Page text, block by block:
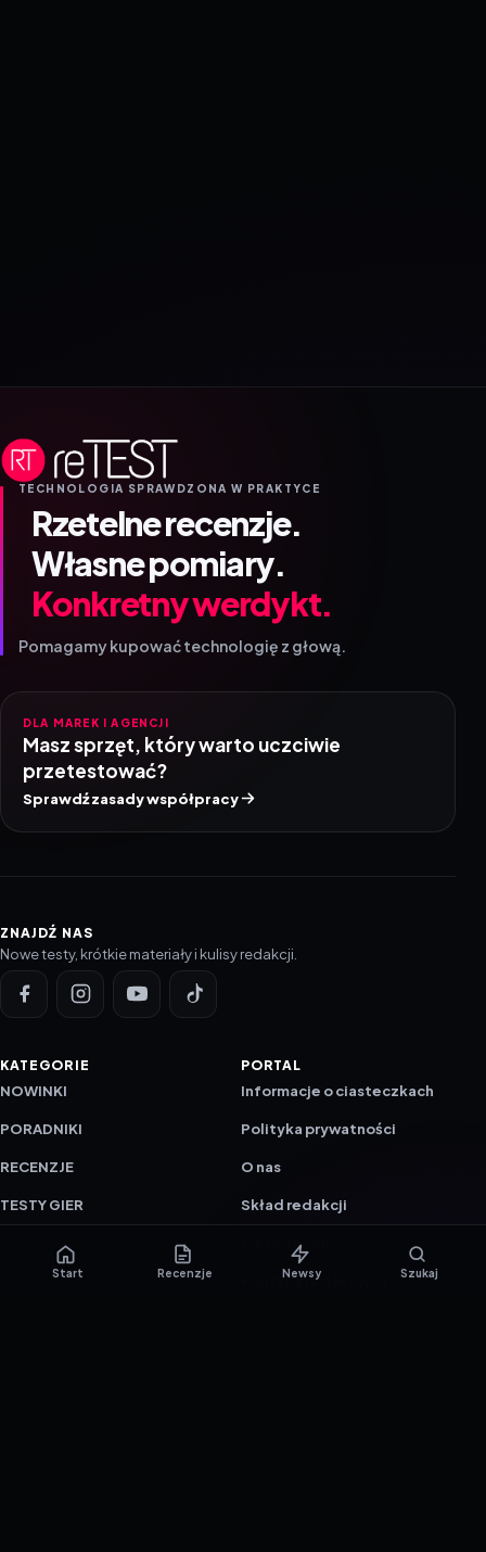
TECHNOLOGIA SPRAWDZONA W PRAKTYCE
Rzetelne recenzje.
Własne pomiary.
Konkretny werdykt.
Pomagamy kupować technologię z głową.
DLA MAREK I AGENCJI
Masz sprzęt, który warto uczciwie
przetestować?
Sprawdź zasady współpracy
ZNAJDŹ NAS
Nowe testy, krótkie materiały i kulisy redakcji.
KATEGORIE
NOWINKI
PORADNIKI
RECENZJE
TESTY GIER
PORTAL
Informacje o ciasteczkach
Polityka prywatności
O nas
Skład redakcji
Metodologia
Polityka redakcyjna
Start Recenzje Newsy Szukaj